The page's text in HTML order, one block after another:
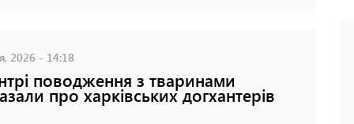
2026 - 14:18
поводження з тваринами
про харківських догхантерів